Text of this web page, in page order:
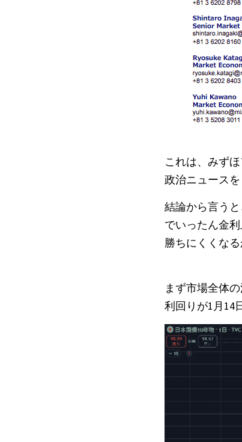
これは、みず
政治ニュースを
結論から言う
でいったん金
勝ちにくくな
まず市場全体
利回りが1月14